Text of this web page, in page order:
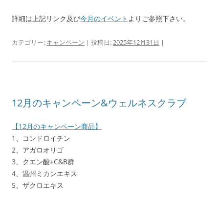
詳細は上記リンク及び今月のイベント よりご参照下さい。
カテゴリー: キャンペーン | 投稿日:2025年12月31日 |
12月のキャンペーン&ウェルネスクラブ
【12月のキャンペーン商品】
1、コンドロイチン
2、アガロオリゴ
3、クエン酸+C&B群
4、温州ミカンエキス
5、ザクロエキス